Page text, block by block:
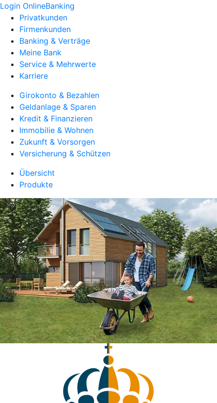
Login OnlineBanking
Privatkunden
Firmenkunden
Banking & Verträge
Meine Bank
Service & Mehrwerte
Karriere
Girokonto & Bezahlen
Geldanlage & Sparen
Kredit & Finanzieren
Immobilie & Wohnen
Zukunft & Vorsorgen
Versicherung & Schützen
Übersicht
Produkte